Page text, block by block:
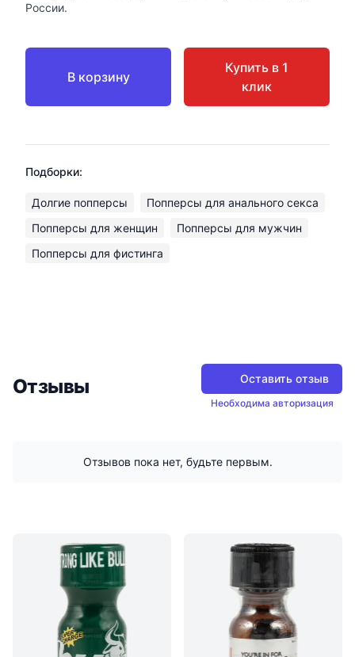
России.
В корзину
Купить в 1
клик
Подборки:
Долгие попперсы
Попперсы для анального секса
Попперсы для женщин
Попперсы для мужчин
Попперсы для фистинга
Отзывы Оставить отзыв
Необходима авторизация
Отзывов пока нет, будьте первым.